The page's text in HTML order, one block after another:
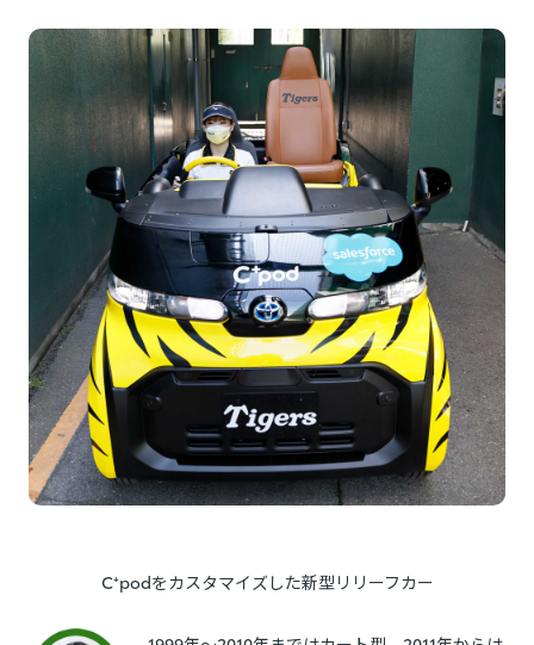
C⁺podをカスタマイズした新型リリーフカー